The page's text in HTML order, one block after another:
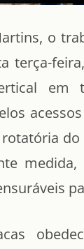
o
terça-